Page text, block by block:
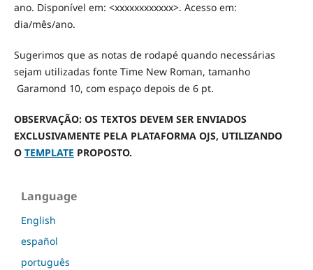
ano. Disponível em: <xxxxxxxxxxxx>. Acesso em:
dia/mês/ano.
Sugerimos que as notas de rodapé quando necessárias
sejam utilizadas fonte Time New Roman, tamanho
Garamond 10, com espaço depois de 6 pt.
OBSERVAÇÃO: OS TEXTOS DEVEM SER ENVIADOS
EXCLUSIVAMENTE PELA PLATAFORMA OJS, UTILIZANDO
O TEMPLATE PROPOSTO.
Language
English
español
português